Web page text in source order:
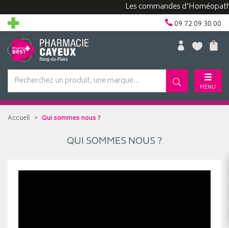
Les commandes
09 72 09 30 00
MENU
Accueil Qui sommes nous ?
QUI SOMMES NOUS ?